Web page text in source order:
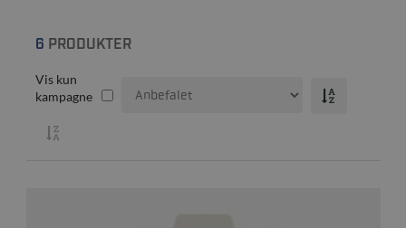
6 PRODUKTER
Vis kun
kampagne